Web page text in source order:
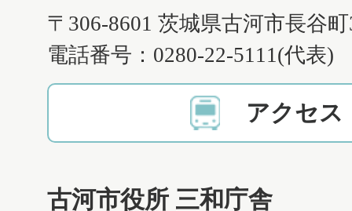
〒306-8601 茨城県古河市長谷
電話番号：0280-22-5111(代表)
アクセス
古河市役所 三和庁舎